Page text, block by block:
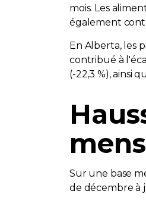
mois. Les
également
En Alberta, les
contribué à
(-22,3 %), ainsi
Sur une base
de décembre à